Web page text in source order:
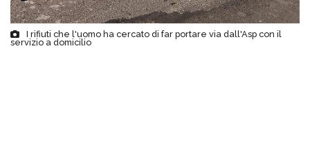
I rifiuti che l'uomo ha cercato di far portare via dall'Asp con il
servizio a domicilio